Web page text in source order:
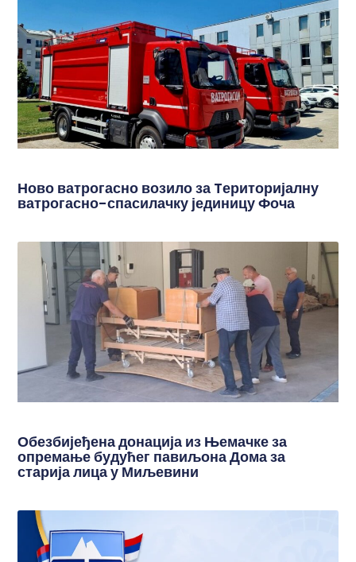
Ново ватрогасно возило за Tериторијалну
ватрогасно-спасилачку јединицу Фоча
Обезбијеђена донација из Њемачке за
опремање будућег павиљона Дома за
старија лица у Миљевини